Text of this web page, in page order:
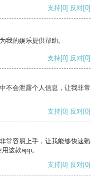
支持[0] 反对[0]
我的娱乐提供帮助。
支持[0] 反对[0]
不会泄露个人信息，让我非常
支持[0] 反对[0]
常容易上手，让我能够快速熟
这款app。
支持[0] 反对[0]